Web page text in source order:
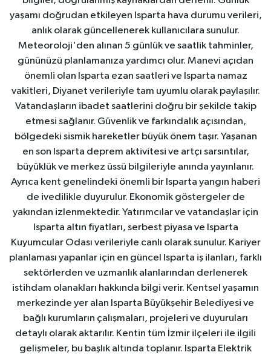
yaşamı doğrudan etkileyen Isparta hava durumu verileri,
anlık olarak güncellenerek kullanıcılara sunulur.
Meteoroloji'den alınan 5 günlük ve saatlik tahminler,
gününüzü planlamanıza yardımcı olur. Manevi açıdan
önemli olan Isparta ezan saatleri ve Isparta namaz
vakitleri, Diyanet verileriyle tam uyumlu olarak paylaşılır.
Vatandaşların ibadet saatlerini doğru bir şekilde takip
etmesi sağlanır. Güvenlik ve farkındalık açısından,
bölgedeki sismik hareketler büyük önem taşır. Yaşanan
en son Isparta deprem aktivitesi ve artçı sarsıntılar,
büyüklük ve merkez üssü bilgileriyle anında yayınlanır.
Ayrıca kent genelindeki önemli bir Isparta yangın haberi
de ivedilikle duyurulur. Ekonomik göstergeler de
yakından izlenmektedir. Yatırımcılar ve vatandaşlar için
Isparta altın fiyatları, serbest piyasa ve Isparta
Kuyumcular Odası verileriyle canlı olarak sunulur. Kariyer
planlaması yapanlar için en güncel Isparta iş ilanları, farklı
sektörlerden ve uzmanlık alanlarından derlenerek
istihdam olanakları hakkında bilgi verir. Kentsel yaşamın
merkezinde yer alan Isparta Büyükşehir Belediyesi ve
bağlı kurumların çalışmaları, projeleri ve duyuruları
detaylı olarak aktarılır. Kentin tüm İzmir ilçeleri ile ilgili
gelişmeler, bu başlık altında toplanır. Isparta Elektrik